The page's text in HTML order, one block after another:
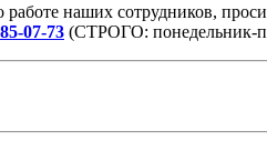
работе наших сотрудников,
07-73 (СТРОГО: понедельник-